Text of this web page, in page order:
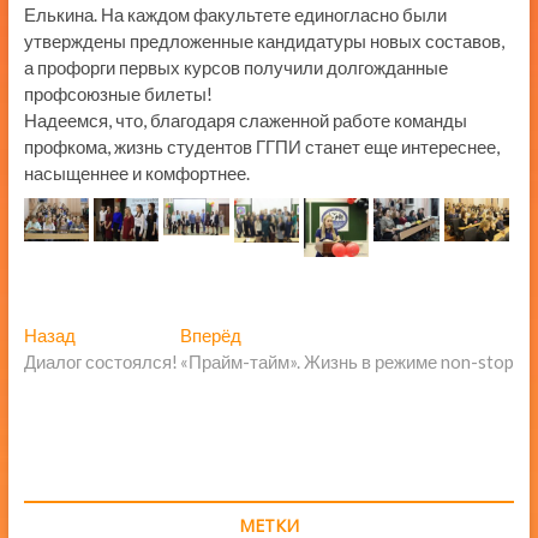
Елькина. На каждом факультете единогласно были
утверждены предложенные кандидатуры новых составов,
а профорги первых курсов получили долгожданные
профсоюзные билеты!
Надеемся, что, благодаря слаженной работе команды
профкома, жизнь студентов ГГПИ станет еще интереснее,
насыщеннее и комфортнее.
Навигация
по
НазадПредыдущая
запись:
Диалог состоялся!
Вперёд
запись:
«Прайм-тайм». Жизнь в режиме non-stop
МЕТКИ